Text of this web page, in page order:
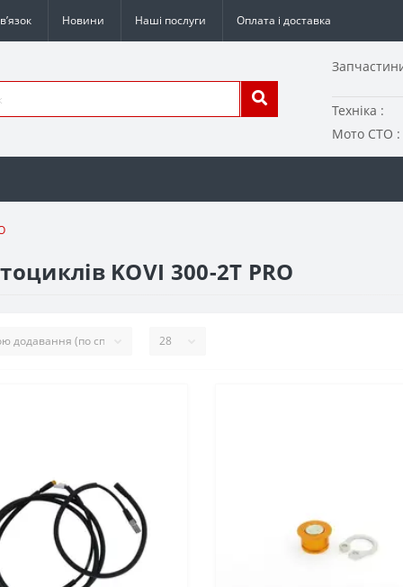
Новини Наші послуги Оплата і доставка
Техніка :
Мото СТО :
KOVI 300-2T PRO